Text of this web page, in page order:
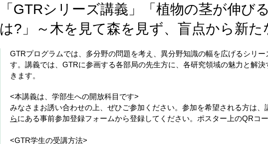
「GTRシリーズ講義」「植物の茎が伸び
は?」～木を見て森を見ず、盲点から新た
GTRプログラムでは、多分野の問題を考え、異分野知識の幅を広げるシリー
す。講義では、GTRに参画する各部局の先生方に、各研究領域の魅力と解
きます。
<本講義は、学部生への開放科目です>
みなさまお誘い合わせの上、ぜひご参加ください。参加を希望される方は、
らにある事前参加登録フォームから登録してください。ポスター上のQRコ
<GTR学生の受講方法>